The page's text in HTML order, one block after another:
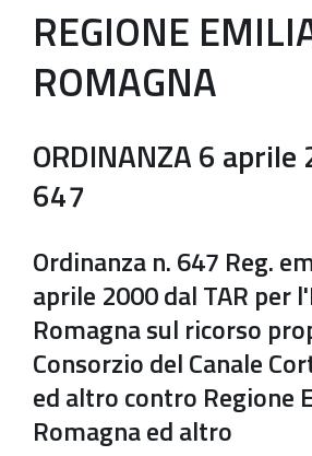
REGIONE
ROMAGNA
ORDINANZA 6 aprile
647
Ordinanza n. 647 Reg.
aprile 2000 dal TAR per
Romagna sul ricorso
Consorzio del Canale
ed altro contro Regione
Romagna ed altro